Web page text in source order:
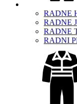
RADNE
RADNE
RADNE
RADNI